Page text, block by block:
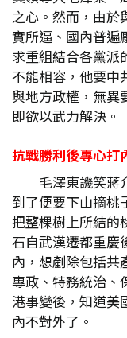
之心。然而，由於
實所逼、國內普遍
求重組結合各黨派
不能相容，他要中
與地方政權，無異
即欲以武力解決。
抗戰勝利後專心打
毛澤東譏笑蔣
到了便要下山摘桃
把整棵樹上所結的
石自武漢遷都重慶
內，想剷除包括共
專政、特務統治、
港事變後，知道美
內不對外了。